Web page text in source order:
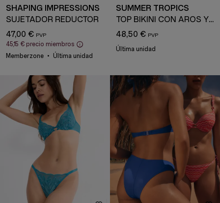
SHAPING IMPRESSIONS
SUJETADOR REDUCTOR
47,00 €
45,15 € precio miembros
Memberzone
Última unidad
SUMMER TROPICS
TOP BIKINI CON AROS Y COPAS ACOLCHADAS
48,50 €
Última unidad